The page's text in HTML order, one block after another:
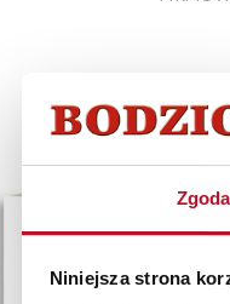
Zgoda
Niniejsza strona